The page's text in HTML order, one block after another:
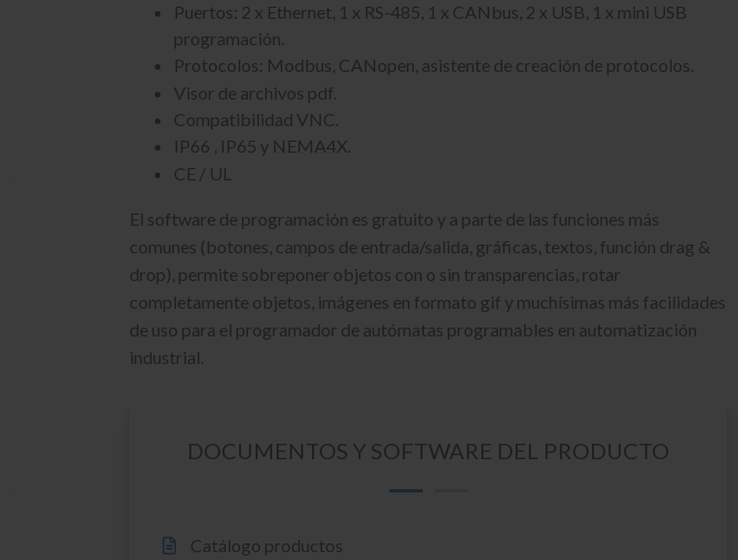
Puertos: 2 x Ethernet, 1 x RS-485, 1 x CANbus, 2 x USB, 1 x mini USB
programación.
Protocolos: Modbus, CANopen, asistente de creación de protocolos.
Visor de archivos pdf.
Compatibilidad VNC.
IP66 , IP65 y NEMA4X.
CE / UL
El software de programación es gratuito y a parte de las funciones más
comunes (botones, campos de entrada/salida, gráficas, textos, función drag &
drop), permite sobreponer objetos con o sin transparencias, rotar
completamente objetos, imágenes en formato gif y muchísimas más facilidades
de uso para el programador de autómatas programables en automatización
industrial.
DOCUMENTOS Y SOFTWARE DEL PRODUCTO
Catálogo productos